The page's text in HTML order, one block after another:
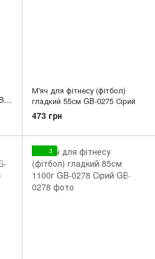
М'яч для фітнесу (фітбол)
гладкий 55см GB-0275 Сірий
473 грн
3